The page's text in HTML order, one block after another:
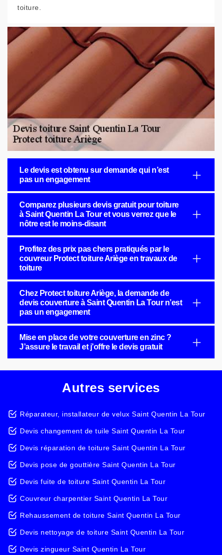
toiture.
Le devis est obtenu sur demande qui n’est
pas un engagement
Comparez plusieurs devis gratuit pour toiture
à Saint Quentin La Tour et vous verrez que le
nôtre est le moins-disant
Profitez des prix pas chers pratiqués par le
couvreur Protect toiture Ariège en travaux de
toiture
Chez Protect toiture Ariège, la demande de
devis couverture à Saint Quentin La Tour n’est
pas un engagement
Mise en place de votre couverture en zinc ?
J’assure le travail et j’offre le devis gratuit
Autres services
Réparateur, installateur de velux Saint Quentin La Tour
Devis changement de tuile Saint Quentin La Tour
Devis réparation de toiture Saint Quentin La Tour
Devis pose de gouttière Saint Quentin La Tour
Devis fuite de toiture Saint Quentin La Tour
Couvreur charpentier Saint Quentin La Tour
Rehaussement de toiture Saint Quentin La Tour
Devis nettoyage de toiture Saint Quentin La Tour
Devis zingueur Saint Quentin La Tour